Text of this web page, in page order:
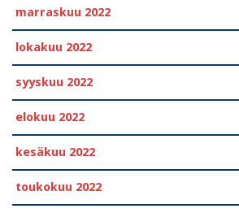
marraskuu 2022
lokakuu 2022
syyskuu 2022
elokuu 2022
kesäkuu 2022
toukokuu 2022